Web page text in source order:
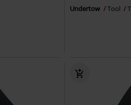
Undertow Tool